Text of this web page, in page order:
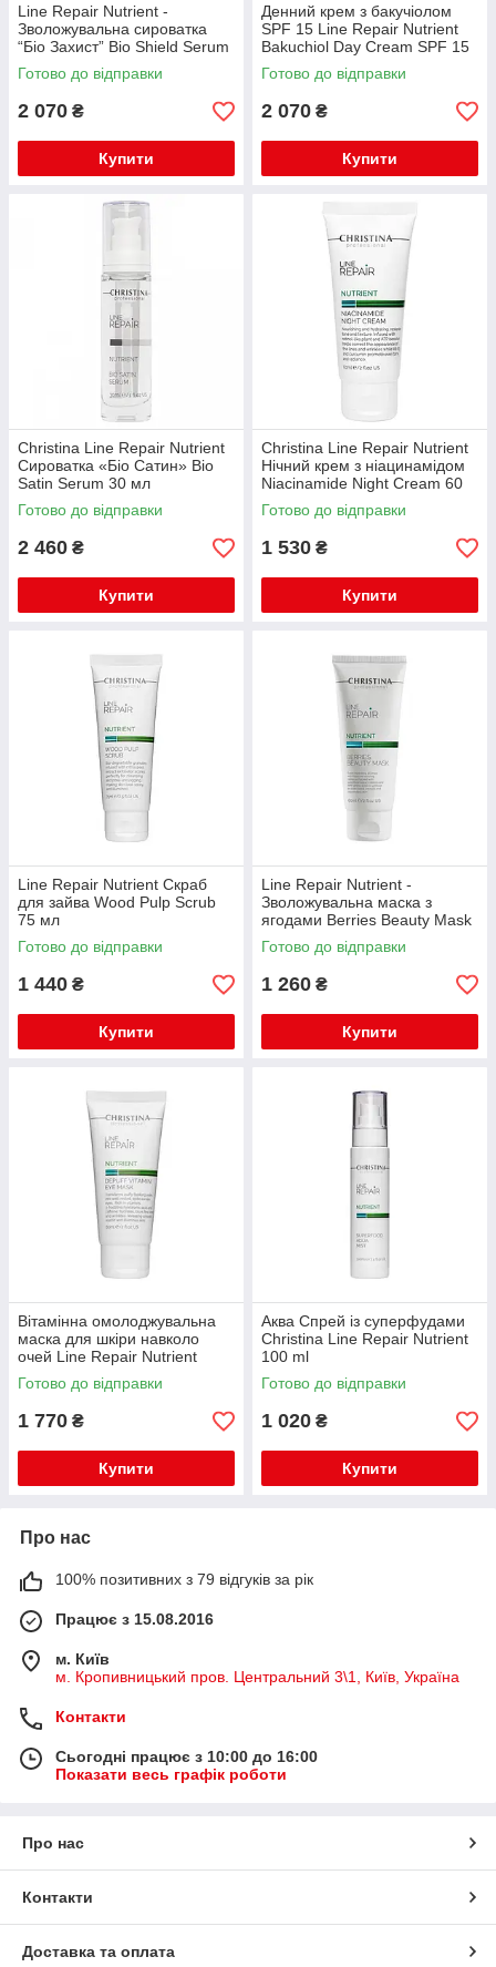
Line Repair Nutrient -
Зволожувальна сироватка
“Біо Захист” Bio Shield Serum
30 мл
Готово до відправки
2 070 ₴
Купити
Денний крем з бакучіолом
SPF 15 Line Repair Nutrient
Bakuchiol Day Cream SPF 15
TM Christina
Готово до відправки
2 070 ₴
Купити
Christina Line Repair Nutrient
Сироватка «Біо Сатин» Bio
Satin Serum 30 мл
Готово до відправки
2 460 ₴
Купити
Christina Line Repair Nutrient
Нічний крем з ніацинамідом
Niacinamide Night Cream 60
мл
Готово до відправки
1 530 ₴
Купити
Line Repair Nutrient Скраб
для зайва Wood Pulp Scrub
75 мл
Готово до відправки
1 440 ₴
Купити
Line Repair Nutrient -
Зволожувальна маска з
ягодами Berries Beauty Mask
60 мл
Готово до відправки
1 260 ₴
Купити
Вітамінна омолоджувальна
маска для шкіри навколо
очей Line Repair Nutrient
Superfood Aqua Mist TM
Christina
Готово до відправки
1 770 ₴
Купити
Аква Спрей із суперфудами
Christina Line Repair Nutrient
100 ml
Готово до відправки
1 020 ₴
Купити
Про нас
100% позитивних з 79 відгуків за рік
Працює з 15.08.2016
м. Київ
м. Кропивницький пров. Центральний 3\1, Київ, Україна
Контакти
Сьогодні працює з 10:00 до 16:00
Показати весь графік роботи
Про нас
Контакти
Доставка та оплата